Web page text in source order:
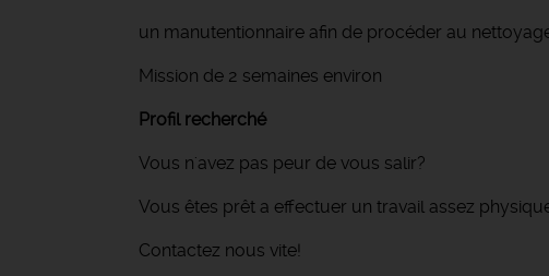
un manutentionnaire afin de procéder au
Mission de 2 semaines environ
Profil recherché
Vous n'avez pas peur de vous salir?
Vous êtes prêt a effectuer un travail assez
Contactez nous vite!